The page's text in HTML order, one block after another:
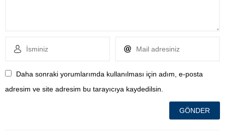
Daha sonraki yorumlarımda kullanılması için adım, e-posta
adresim ve site adresim bu tarayıcıya kaydedilsin.